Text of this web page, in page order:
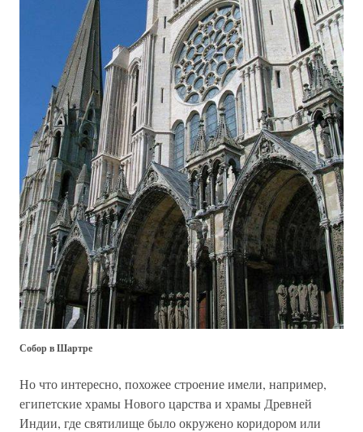
Собор в Шартре
Но что интересно, похожее строение имели, например,
египетские храмы Нового царства и храмы Древней
Индии, где святилище было окружено коридором или